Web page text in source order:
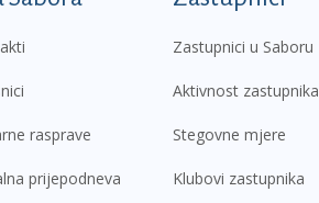
rasprave
prijepodneva
Zastupnici u Saboru
Aktivnost zastupnika
Stegovne mjere
Klubovi zastupnika